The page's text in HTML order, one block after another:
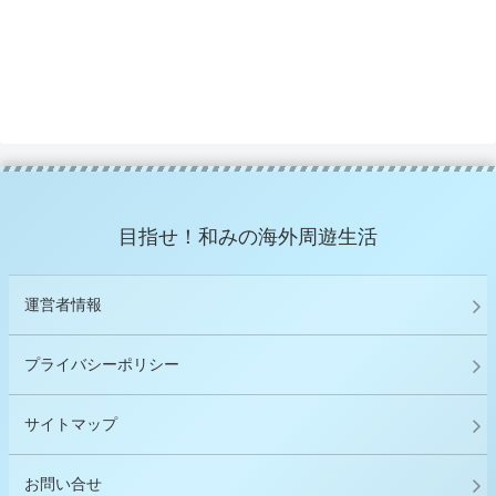
目指せ！和みの海外周遊生活
運営者情報
プライバシーポリシー
サイトマップ
お問い合せ